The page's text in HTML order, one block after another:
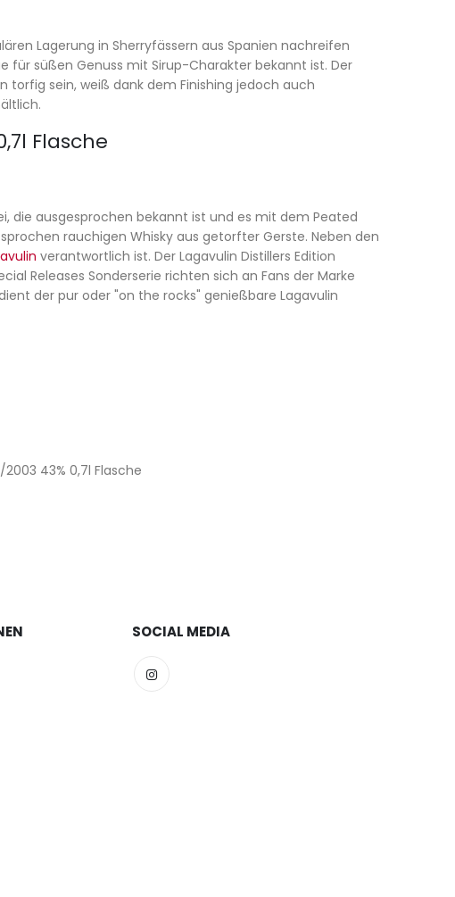
Lagerung in Sherryfässern aus Spanien nachreifen
für süßen Genuss mit Sirup-Charakter bekannt ist. Der
torfig sein, weiß dank dem Finishing jedoch auch
Flasche
die ausgesprochen bekannt ist und es mit dem Peated
rauchigen Whisky aus getorfter Gerste. Neben den
verantwortlich ist. Der Lagavulin Distillers Edition
Releases Sonderserie richten sich an Fans der Marke
der pur oder "on the rocks" genießbare Lagavulin
SOCIAL MEDIA